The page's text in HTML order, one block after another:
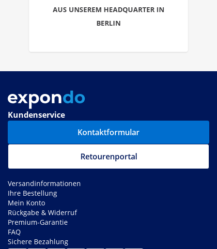
AUS UNSEREM HEADQUARTER IN
BERLIN
Kundenservice
Kontaktformular
Retourenportal
Versandinformationen
Ihre Bestellung
Mein Konto
Rückgabe & Widerruf
Premium-Garantie
FAQ
Sichere Bezahlung